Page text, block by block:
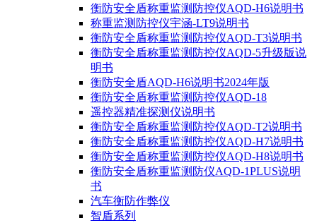
衡防安全盾称重监测防控仪AQD-H6说明书
称重监测防控仪宇涵-LT9说明书
衡防安全盾称重监测防控仪AQD-T3说明书
衡防安全盾称重监测防控仪AQD-5升级版说
明书
衡防安全盾AQD-H6说明书2024年版
衡防安全盾称重监测防控仪AQD-18
遥控器精准探测仪说明书
衡防安全盾称重监测防控仪AQD-T2说明书
衡防安全盾称重监测防控仪AQD-H7说明书
衡防安全盾称重监测防控仪AQD-H8说明书
衡防安全盾称重监测防仪AQD-1PLUS说明
书
汽车衡防作弊仪
智盾系列